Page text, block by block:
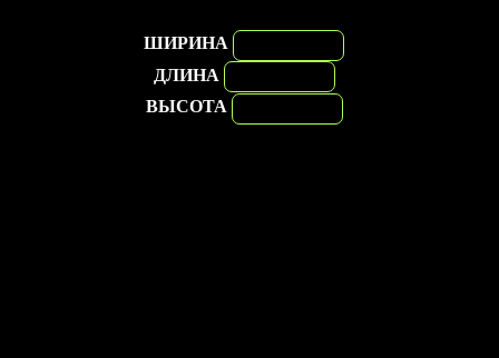
ШИРИНА
ДЛИНА
ВЫСОТА